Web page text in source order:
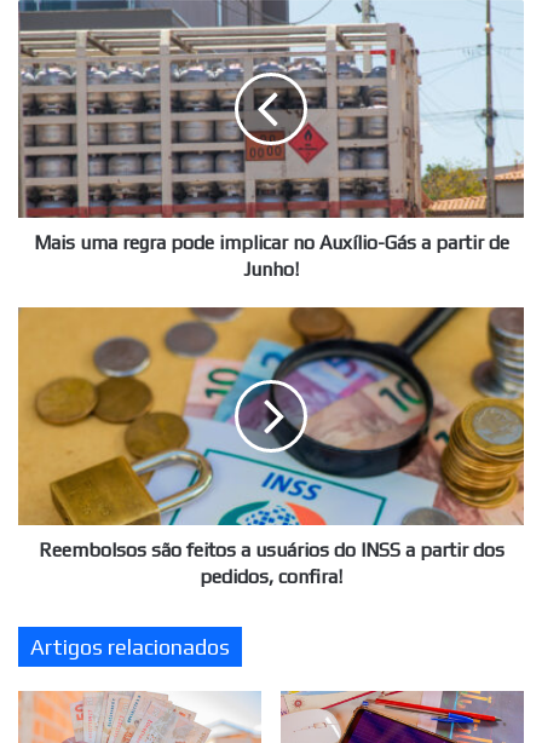
Mais
uma
regra
pode
implicar
no
Auxílio-
Gás
a
partir
Mais uma regra pode implicar no Auxílio-Gás a partir de
Junho!
Reembolsos
usuários
partir
dosReembolsos são feitos a usuários do INSS a partir dos
pedidos, confira!
Artigos relacionados